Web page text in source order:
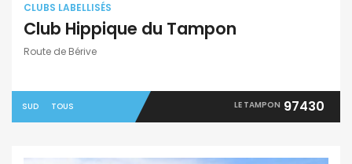
CLUBS LABELLISÉS
Club Hippique du Tampon
Route de Bérive
SUD TOUS LE TAMPON 97430